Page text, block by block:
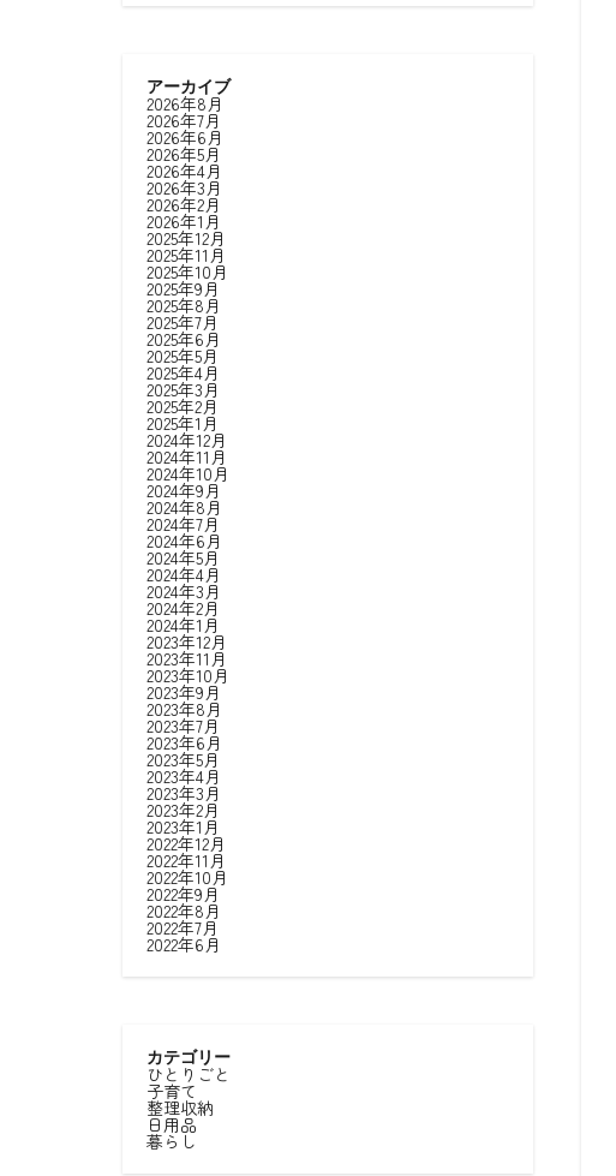
アーカイブ
2026年8月
2026年7月
2026年6月
2026年5月
2026年4月
2026年3月
2026年2月
2026年1月
2025年12月
2025年11月
2025年10月
2025年9月
2025年8月
2025年7月
2025年6月
2025年5月
2025年4月
2025年3月
2025年2月
2025年1月
2024年12月
2024年11月
2024年10月
2024年9月
2024年8月
2024年7月
2024年6月
2024年5月
2024年4月
2024年3月
2024年2月
2024年1月
2023年12月
2023年11月
2023年10月
2023年9月
2023年8月
2023年7月
2023年6月
2023年5月
2023年4月
2023年3月
2023年2月
2023年1月
2022年12月
2022年11月
2022年10月
2022年9月
2022年8月
2022年7月
2022年6月
カテゴリー
ひとりごと
子育て
整理収納
日用品
暮らし